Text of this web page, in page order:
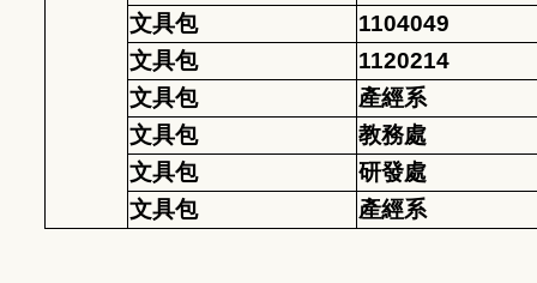
文具包
1104049
文具包
1120214
文具包
產經系
文具包
教務處
文具包
研發處
文具包
產經系